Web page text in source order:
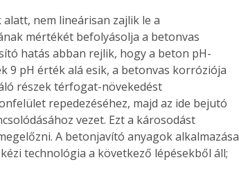
nem lineárisan zajlik le a
mértékét befolyásolja a betonvas
hatás abban rejlik, hogy a beton pH-
9 pH érték alá esik, a betonvas korróziója
részek térfogat-növekedést
repedezéséhez, majd az ide bejutó
vezet. Ezt a károsodást
A betonjavító anyagok alkalmazása
technológia a következő lépésekből áll;